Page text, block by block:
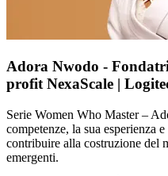
Adora Nwodo -
profit NexaScale |
Serie Women Who Master –
competenze, la sua esperienza
contribuire alla costruzione del
emergenti.